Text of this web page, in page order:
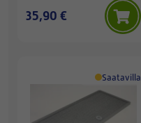
35,90 €
Saatavilla